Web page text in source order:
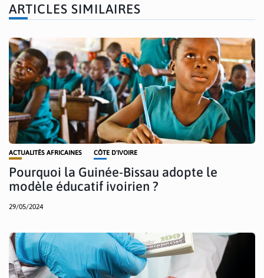
ARTICLES SIMILAIRES
ACTUALITÉS AFRICAINES CÔTE D'IVOIRE
Pourquoi la Guinée-Bissau adopte le
modèle éducatif ivoirien ?
29/05/2024